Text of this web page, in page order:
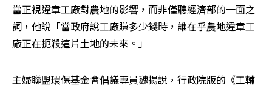
當正視違章工廠對農地的影響，而非僅聽經濟部的一面之
詞，他說「當政府說工廠賺多少錢時，誰在乎農地違章工
廠正在扼殺這片土地的未來。」
主婦聯盟環保基金會倡議專員魏揚說，行政院版的《工輔